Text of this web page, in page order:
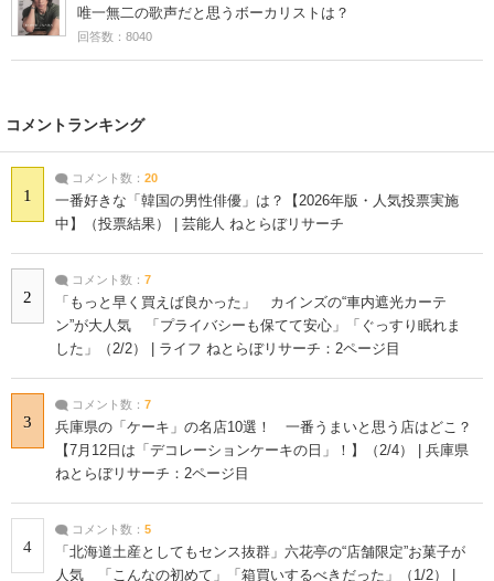
唯一無二の歌声だと思うボーカリストは？
回答数：8040
コメントランキング
1
コメント数： 20
一番好きな「韓国の男性俳優」は？【2026年版・人気投票実施
中】（投票結果） | 芸能人 ねとらぼリサーチ
2
コメント数： 7
「もっと早く買えば良かった」 カインズの“車内遮光カーテ
ン”が大人気 「プライバシーも保てて安心」「ぐっすり眠れま
した」（2/2） | ライフ ねとらぼリサーチ：2ページ目
3
コメント数： 7
兵庫県の「ケーキ」の名店10選！ 一番うまいと思う店はどこ？
【7月12日は「デコレーションケーキの日」！】（2/4） | 兵庫県
ねとらぼリサーチ：2ページ目
4
コメント数： 5
「北海道土産としてもセンス抜群」六花亭の“店舗限定”お菓子が
人気 「こんなの初めて」「箱買いするべきだった」（1/2） |